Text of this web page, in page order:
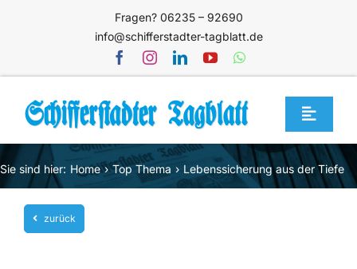
Fragen? 06235 – 92690
info@schifferstadter-tagblatt.de
Toggle
Home
Themen
Blog
Sie sind hier: Home Top Thema Lebenssicherung aus der Tiefe
zurück